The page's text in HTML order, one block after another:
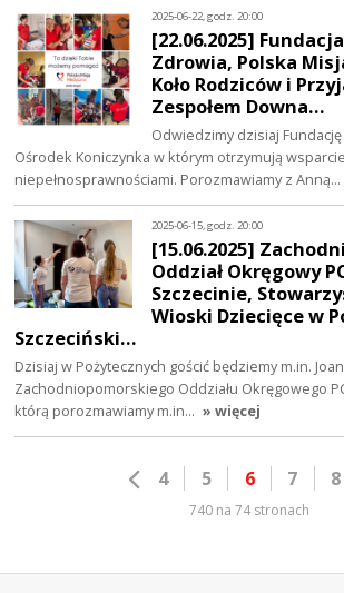
2025-06-22, godz. 20:00
[22.06.2025]
Zdrowia, Polska
Koło Rodziców i
Zespołem Downa…
Odwiedzimy dzisiaj
Ośrodek Koniczynka w którym otrzymują
niepełnosprawnościami. Porozmawiamy z Anną…
2025-06-15, godz. 20:00
[15.06.2025]
Oddział Okręgowy
Szczecinie,
Wioski Dziecięce w
Szczeciński…
Dzisiaj w Pożytecznych gościć będziemy m.in.
Zachodniopomorskiego Oddziału Okręgowego
którą porozmawiamy m.in… » więcej
4 5 6 7 8
740 na 74 stronach